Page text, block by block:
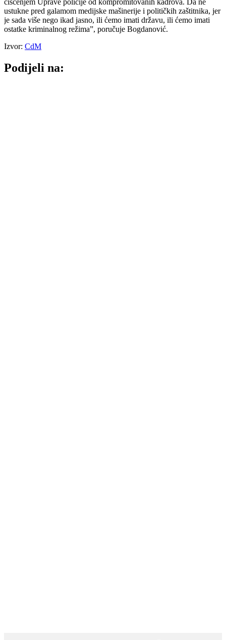
ustukne pred galamom medijske mašinerije i političkih zaštitnika, jer
je sada više nego ikad jasno, ili ćemo imati državu, ili ćemo imati
ostatke kriminalnog režima”, poručuje Bogdanović.
Izvor: CdM
Podijeli na: